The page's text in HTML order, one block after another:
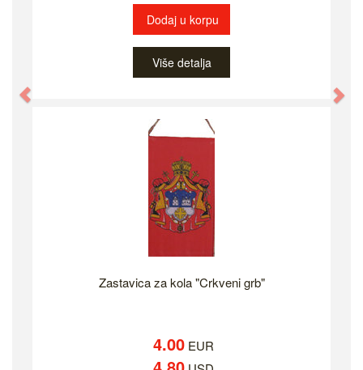
Dodaj u korpu
Više detalja
Zastavica za kola "Crkveni grb"
4.00 EUR